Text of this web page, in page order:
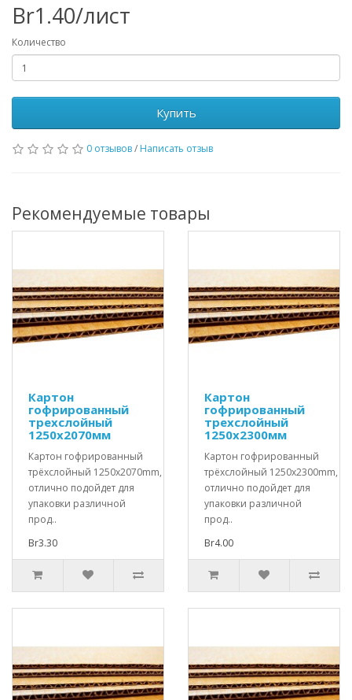
Br1.40/лист
Количество
Купить
0 отзывов/ Написать отзыв
Рекомендуемые товары
Картон
гофрированный
трехслойный
1250x2070мм
Картон гофрированный
трёхслойный 1250x2070mm,
отлично подойдет для
упаковки различной
прод..
Br3.30
Картон
гофрированный
трехслойный
1250x2300мм
Картон гофрированный
трёхслойный 1250x2300mm,
отлично подойдет для
упаковки различной
прод..
Br4.00